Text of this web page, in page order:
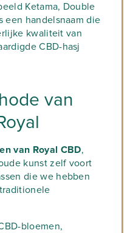
Ketama, Double
een handelsnaam die
kwaliteit van
CBD-hasj
van
van Royal CBD,
kunst zelf voort
die we hebben
bloemen,